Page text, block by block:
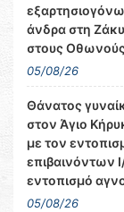
άνδρα στη
στους
05/08/26
Θάνατος
στον Άγιο
με τον
επιβαινόντων
εντοπισμό
05/08/26